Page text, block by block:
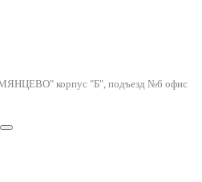
корпус "Б", подъезд №6 офис